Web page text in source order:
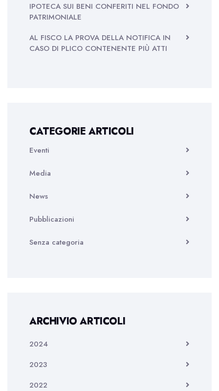
IPOTECA SUI BENI CONFERITI NEL FONDO
PATRIMONIALE
AL FISCO LA PROVA DELLA NOTIFICA IN
CASO DI PLICO CONTENENTE PIÙ ATTI
CATEGORIE ARTICOLI
Eventi
Media
News
Pubblicazioni
Senza categoria
ARCHIVIO ARTICOLI
2024
2023
2022